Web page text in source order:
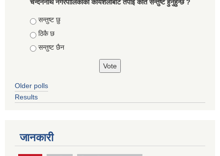
चन्दननाथ नगरपालिकाको कार्यशैलीबाट तपाइ कति सन्तुष्ट हुनुहुन्छ ?
Choices
सन्तुष्ट छु
ठिकै छ
सन्तुष्ट छैन
Older polls
Results
जानकारी